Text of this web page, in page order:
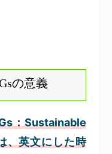
の意義
：Sustainable
、英文にした時